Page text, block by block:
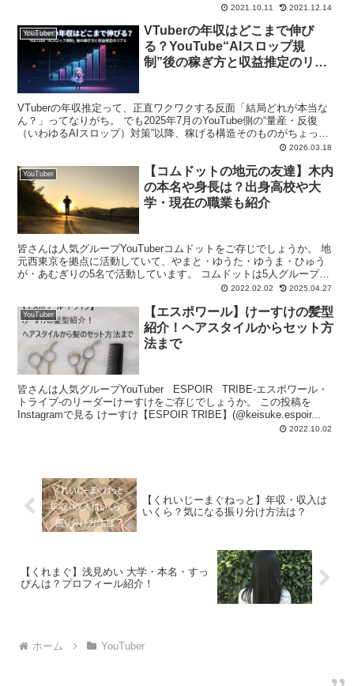
2021.10.11 2021.12.14
YouTuber
VTuberの年収はどこまで伸び
る？YouTube“AIスロップ規
制”後の稼ぎ方と収益推定のリア
VTuberの年収推定って、正直ワクワクする反面「結局どれが本当な
ん？」ってなりがち。 でも2025年7月のYouTube側の“量産・反復
（いわゆるAIスロップ）対策”以降、稼げる構造そのものがちょっと
2026.03.18
YouTuber
【コムドットの地元の友達】木内
の本名や身長は？出身高校や大
学・現在の職業も紹介
皆さんは人気グループYouTuberコムドットをご存じでしょうか。 地
元西東京を拠点に活動していて、やまと・ゆうた・ゆうま・ひゅう
が・あむぎりの5名で活動しています。 コムドットは5人グループで
すが、地元の友達で遊ぶときは10人グループにな...
2022.02.02 2025.04.27
YouTuber
【エスポワール】けーすけの髪型
紹介！ヘアスタイルからセット方
法まで
皆さんは人気グループYouTuber ESPOIR TRIBE-エスポワール・
トライブ-のリーダーけーすけをご存じでしょうか。 この投稿を
Instagramで見る けーすけ【ESPOIR TRIBE】(@keisuke.espoir...
2022.10.02
【くれいじーまぐねっと】年収・収入は
いくら？気になる振り分け方法は？
【くれまぐ】浅見めい 大学・本名・すっ
ぴんは？プロフィール紹介！
ホーム YouTuber